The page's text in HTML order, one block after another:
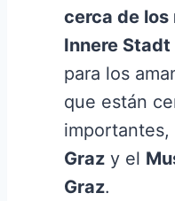
cerca de los
Innere Stadt
para los
que están
importantes,
Graz y el
Graz.